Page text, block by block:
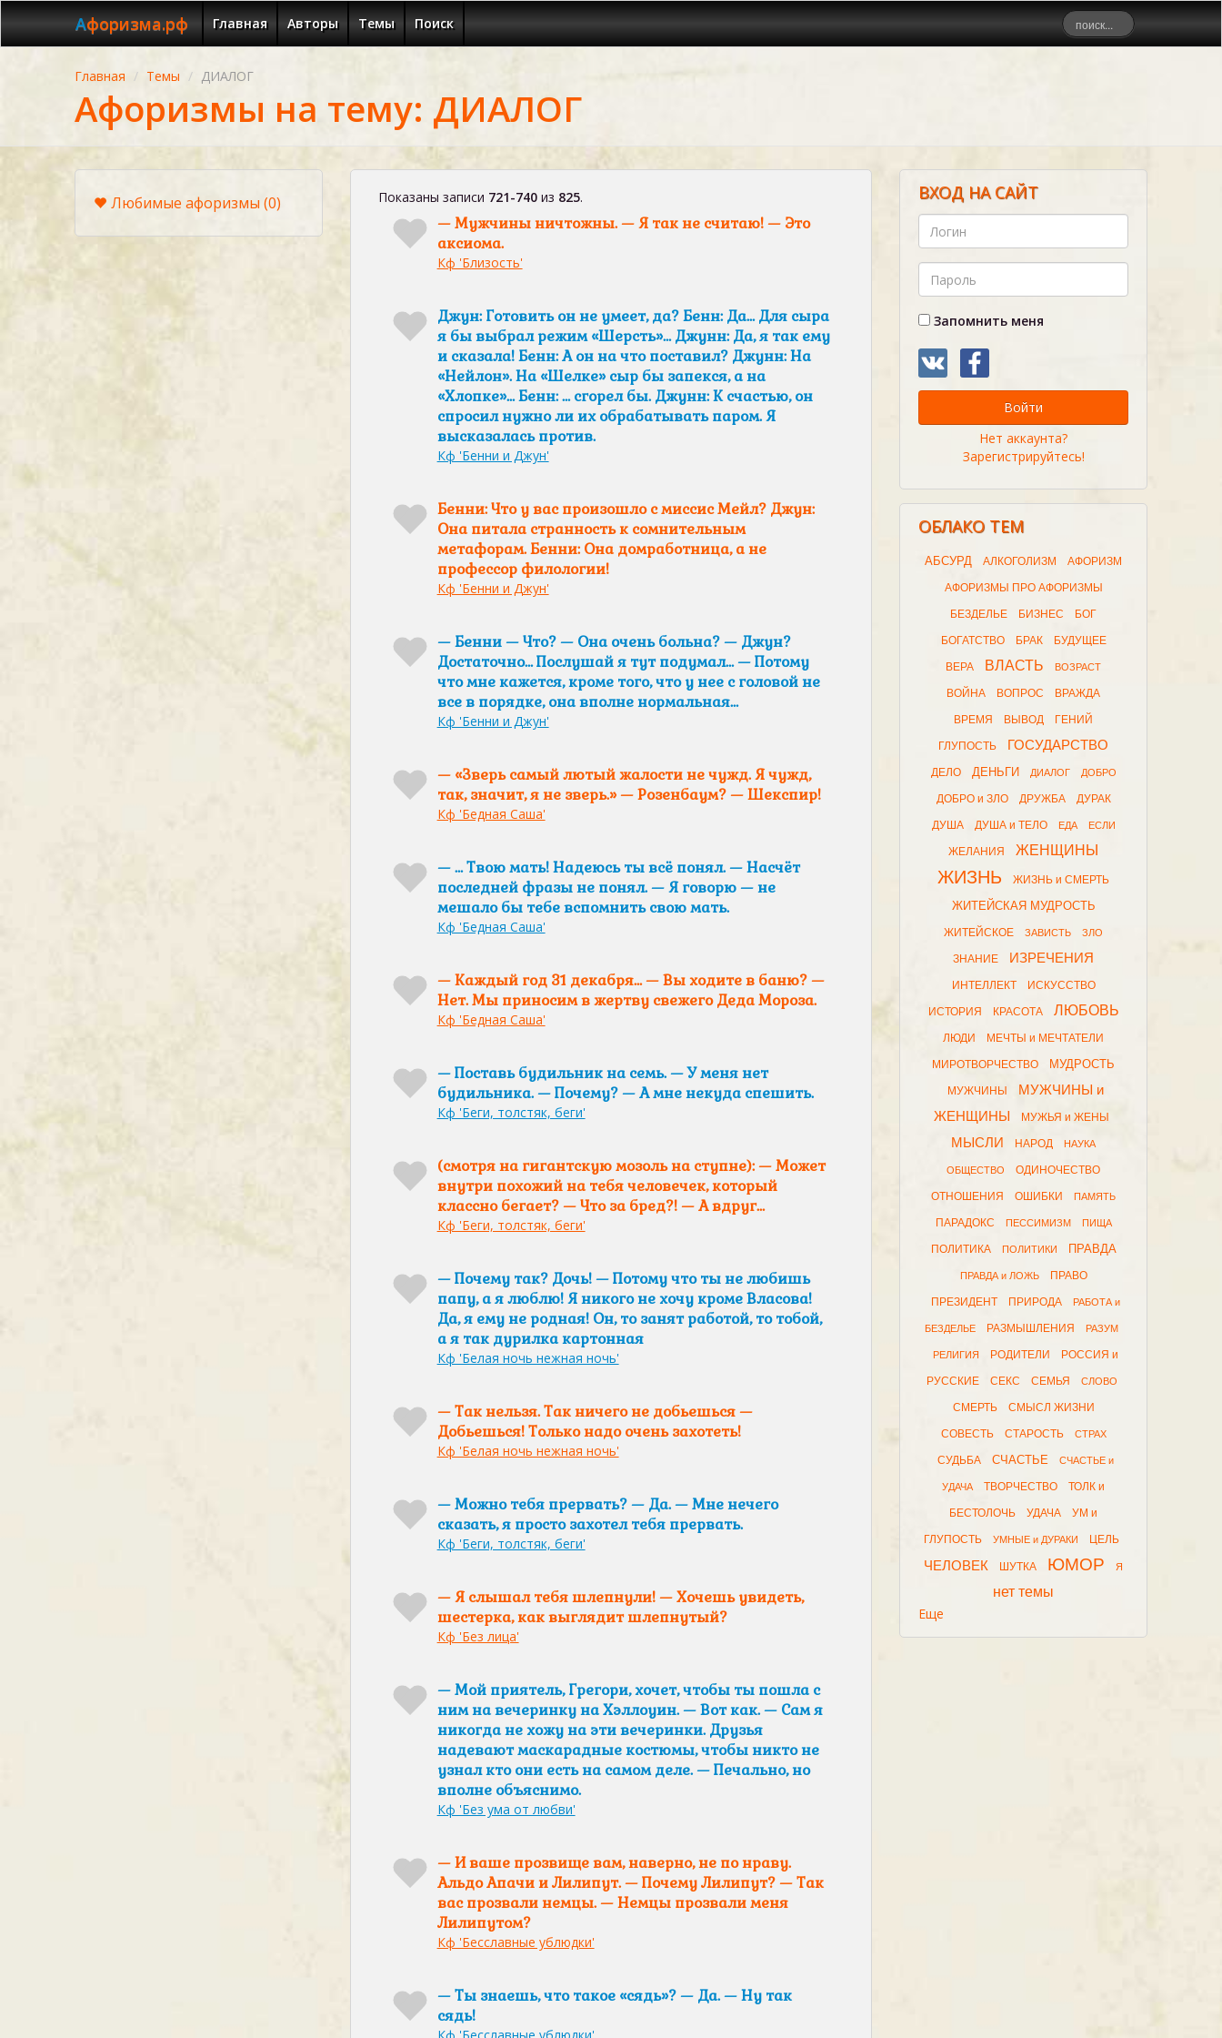
Афоризма.рф Главная Авторы Темы Поиск
Главная Темы ДИАЛОГ
Афоризмы на тему: ДИАЛОГ
Любимые афоризмы(0) Показаны записи 721-740из 825.
— Мужчины ничтожны. — Я так не считаю! — Это
аксиома.
Кф 'Близость'
Джун: Готовить он не умеет, да? Бенн: Да… Для сыра
я бы выбрал режим «Шерсть»… Джунн: Да, я так ему
и сказала! Бенн: А он на что поставил? Джунн: На
«Нейлон». На «Шелке» сыр бы запекся, а на
«Хлопке»… Бенн: … сгорел бы. Джунн: К счастью, он
спросил нужно ли их обрабатывать паром. Я
высказалась против.
Кф 'Бенни и Джун'
Бенни: Что у вас произошло с миссис Мейл? Джун:
Она питала странность к сомнительным
метафорам. Бенни: Она домработница, а не
профессор филологии!
Кф 'Бенни и Джун'
— Бенни — Что? — Она очень больна? — Джун?
Достаточно… Послушай я тут подумал… — Потому
что мне кажется, кроме того, что у нее с головой не
все в порядке, она вполне нормальная…
Кф 'Бенни и Джун'
— «Зверь самый лютый жалости не чужд. Я чужд,
так, значит, я не зверь.» — Розенбаум? — Шекспир!
Кф 'Бедная Саша'
— … Твою мать! Надеюсь ты всё понял. — Насчёт
последней фразы не понял. — Я говорю — не
мешало бы тебе вспомнить свою мать.
Кф 'Бедная Саша'
— Каждый год 31 декабря… — Вы ходите в баню? —
Нет. Мы приносим в жертву свежего Деда Мороза.
Кф 'Бедная Саша'
— Поставь будильник на семь. — У меня нет
будильника. — Почему? — А мне некуда спешить.
Кф 'Беги, толстяк, беги'
(смотря на гигантскую мозоль на ступне): — Может
внутри похожий на тебя человечек, который
классно бегает? — Что за бред?! — А вдруг…
Кф 'Беги, толстяк, беги'
— Почему так? Дочь! — Потому что ты не любишь
папу, а я люблю! Я никого не хочу кроме Власова!
Да, я ему не родная! Он, то занят работой, то тобой,
а я так дурилка картонная
Кф 'Белая ночь нежная ночь'
— Так нельзя. Так ничего не добьешься —
Добьешься! Только надо очень захотеть!
Кф 'Белая ночь нежная ночь'
— Можно тебя прервать? — Да. — Мне нечего
сказать, я просто захотел тебя прервать.
Кф 'Беги, толстяк, беги'
— Я слышал тебя шлепнули! — Хочешь увидеть,
шестерка, как выглядит шлепнутый?
Кф 'Без лица'
— Мой приятель, Грегори, хочет, чтобы ты пошла с
ним на вечеринку на Хэллоуин. — Вот как. — Сам я
никогда не хожу на эти вечеринки. Друзья
надевают маскарадные костюмы, чтобы никто не
узнал кто они есть на самом деле. — Печально, но
вполне объяснимо.
Кф 'Без ума от любви'
— И ваше прозвище вам, наверно, не по нраву.
Альдо Апачи и Лилипут. — Почему Лилипут? — Так
вас прозвали немцы. — Немцы прозвали меня
Лилипутом?
Кф 'Бесславные ублюдки'
— Ты знаешь, что такое «сядь»? — Да. — Ну так
сядь!
ВХОД НА САЙТ
Запомнить меня
Войти
Нет аккаунта?
Зарегистрируйтесь!
ОБЛАКО ТЕМ
АБСУРД АЛКОГОЛИЗМ АФОРИЗМ
АФОРИЗМЫ ПРО АФОРИЗМЫ
БЕЗДЕЛЬЕ БИЗНЕС БОГ
БОГАТСТВО БРАК БУДУЩЕЕ
ВЕРА ВЛАСТЬ ВОЗРАСТ
ВОЙНА ВОПРОС ВРАЖДА
ВРЕМЯ ВЫВОД ГЕНИЙ
ГЛУПОСТЬ ГОСУДАРСТВО
ДЕЛО ДЕНЬГИ ДИАЛОГ ДОБРО
ДОБРО и ЗЛО ДРУЖБА ДУРАК
ДУША ДУША и ТЕЛО ЕДА ЕСЛИ
ЖЕЛАНИЯ ЖЕНЩИНЫ
ЖИЗНЬ ЖИЗНЬ и СМЕРТЬ
ЖИТЕЙСКАЯ МУДРОСТЬ
ЖИТЕЙСКОЕ ЗАВИСТЬ ЗЛО
ЗНАНИЕ ИЗРЕЧЕНИЯ
ИНТЕЛЛЕКТ ИСКУССТВО
ИСТОРИЯ КРАСОТА ЛЮБОВЬ
ЛЮДИ МЕЧТЫ и МЕЧТАТЕЛИ
МИРОТВОРЧЕСТВО МУДРОСТЬ
МУЖЧИНЫ
МУЖЧИНЫ и
ЖЕНЩИНЫ
МУЖЬЯ и ЖЕНЫ
МЫСЛИ НАРОД НАУКА
ОБЩЕСТВО ОДИНОЧЕСТВО
ОТНОШЕНИЯ ОШИБКИ ПАМЯТЬ
ПАРАДОКС ПЕССИМИЗМ ПИЩА
ПОЛИТИКА ПОЛИТИКИ ПРАВДА
ПРАВДА и ЛОЖЬ ПРАВО
ПРЕЗИДЕНТ ПРИРОДА РАБОТА и
БЕЗДЕЛЬЕ РАЗМЫШЛЕНИЯ РАЗУМ
РЕЛИГИЯ РОДИТЕЛИ РОССИЯ и
РУССКИЕ СЕКС СЕМЬЯ СЛОВО
СМЕРТЬ СМЫСЛ ЖИЗНИ
СОВЕСТЬ СТАРОСТЬ СТРАХ
СУДЬБА СЧАСТЬЕ СЧАСТЬЕ и
УДАЧА ТВОРЧЕСТВО ТОЛК и
БЕСТОЛОЧЬ УДАЧА УМ и
ГЛУПОСТЬ УМНЫЕ и ДУРАКИ ЦЕЛЬ
ЧЕЛОВЕК ШУТКА ЮМОР Я
нет темы
Еще